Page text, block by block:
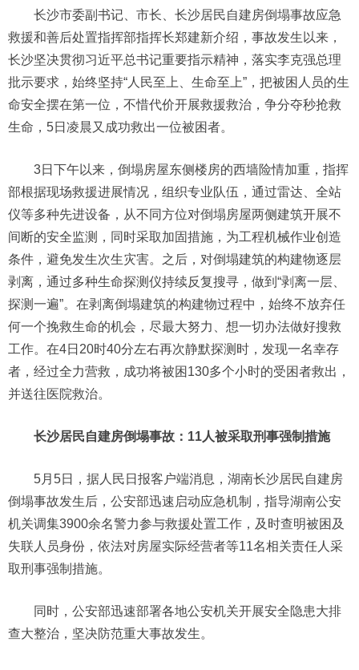
长沙市委副书记、市长、长沙居民自建房倒塌事故应急
救援和善后处置指挥部指挥长郑建新介绍，事故发生以来，
长沙坚决贯彻习近平总书记重要指示精神，落实李克强总理
批示要求，始终坚持“人民至上、生命至上”，把被困人员的生
命安全摆在第一位，不惜代价开展救援救治，争分夺秒抢救
生命，5日凌晨又成功救出一位被困者。
3日下午以来，倒塌房屋东侧楼房的西墙险情加重，指挥
部根据现场救援进展情况，组织专业队伍，通过雷达、全站
仪等多种先进设备，从不同方位对倒塌房屋两侧建筑开展不
间断的安全监测，同时采取加固措施，为工程机械作业创造
条件，避免发生次生灾害。之后，对倒塌建筑的构建物逐层
剥离，通过多种生命探测仪持续反复搜寻，做到“剥离一层、
探测一遍”。在剥离倒塌建筑的构建物过程中，始终不放弃任
何一个挽救生命的机会，尽最大努力、想一切办法做好搜救
工作。在4日20时40分左右再次静默探测时，发现一名幸存
者，经过全力营救，成功将被困130多个小时的受困者救出，
并送往医院救治。
长沙居民自建房倒塌事故：11人被采取刑事强制措施
5月5日，据人民日报客户端消息，湖南长沙居民自建房
倒塌事故发生后，公安部迅速启动应急机制，指导湖南公安
机关调集3900余名警力参与救援处置工作，及时查明被困及
失联人员身份，依法对房屋实际经营者等11名相关责任人采
取刑事强制措施。
同时，公安部迅速部署各地公安机关开展安全隐患大排
查大整治，坚决防范重大事故发生。